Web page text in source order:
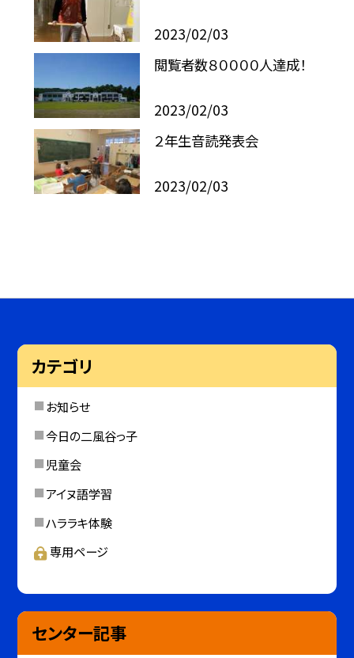
2023/02/03
閲覧者数８００００人達成！
2023/02/03
２年生音読発表会
2023/02/03
カテゴリ
お知らせ
今日の二風谷っ子
児童会
アイヌ語学習
ハララキ体験
専用ページ
センター記事